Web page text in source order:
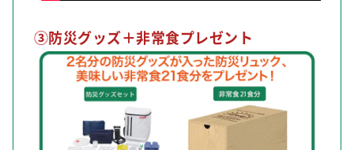
③防災グッズ＋非常食プレゼント